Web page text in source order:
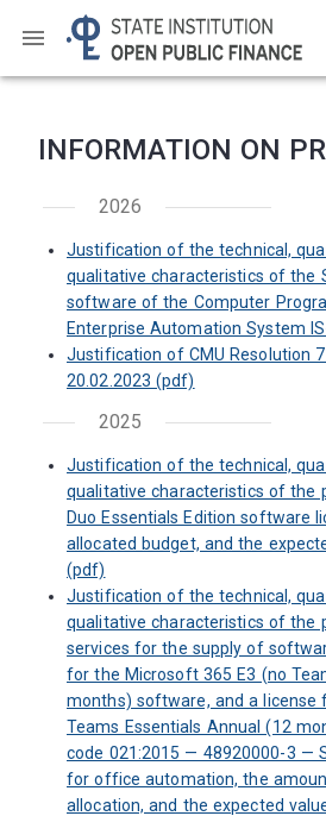
2026
Justification of the technical,
qualitative characteristics of the
software of the Computer
Enterprise Automation System
Justification of CMU Resolution
20.02.2023 (pdf)
2025
Justification of the technical,
qualitative characteristics of the
Duo Essentials Edition software
allocated budget, and the
(pdf)
Justification of the technical,
qualitative characteristics of the
services for the supply of
for the Microsoft 365 E3 (no
months) software, and a license
Teams Essentials Annual (12
code 021:2015 — 48920000-3 —
for office automation, the
allocation, and the expected